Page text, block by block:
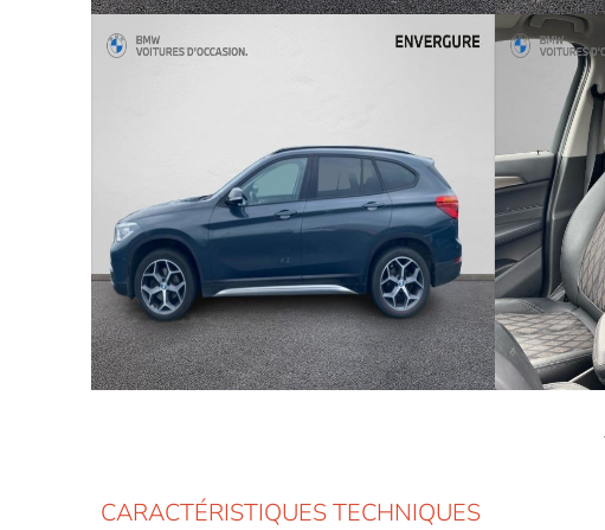
CARACTÉRISTIQUES TECHNIQUES